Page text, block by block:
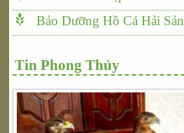
Bảo Dưỡng Hồ Cá Hải Sản
Tin Phong Thủy